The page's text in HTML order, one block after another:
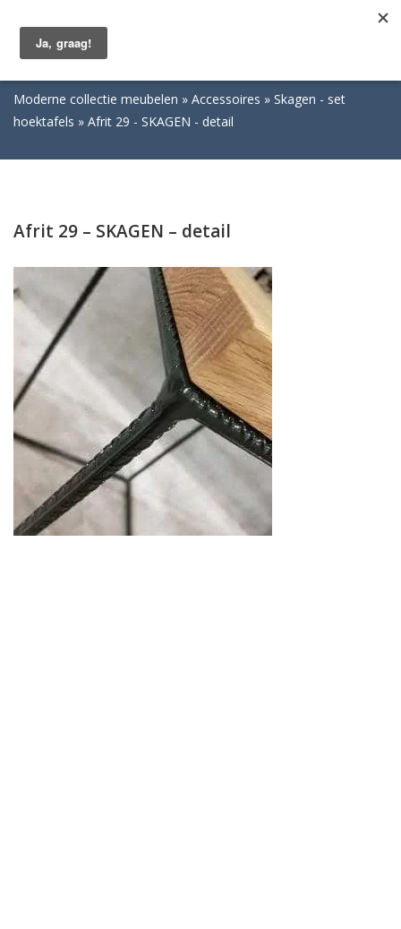
Moderne collectie meubelen Accessoires
Skagen - set
hoektafels
Afrit 29 - SKAGEN - detail
Afrit 29 – SKAGEN – detail